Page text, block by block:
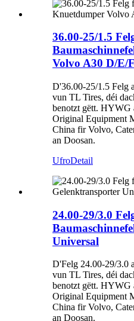
36.00-25/1.5
Volvo A30 D/E/
D'36.00-25/1.5 Felg
vun TL Tires, déi
benotzt gëtt. HYWG
Original Equipment
China fir Volvo,
an Doosan.
UfroDetail
24.00-29/3.0
Universal
D'Felg 24.00-29/3.0
vun TL Tires, déi
benotzt gëtt. HYWG
Original Equipment
China fir Volvo,
an Doosan.